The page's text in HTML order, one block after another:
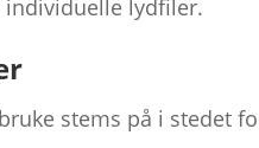
individuelle lydfiler.
stems på i stedet